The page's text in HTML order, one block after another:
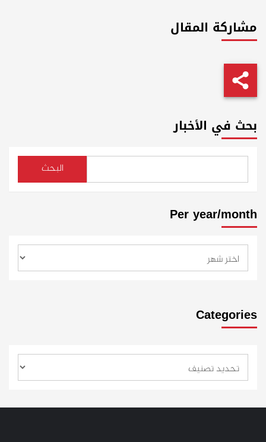
مشاركة المقال
بحث في الأخبار
البحث
Per year/month
Categories